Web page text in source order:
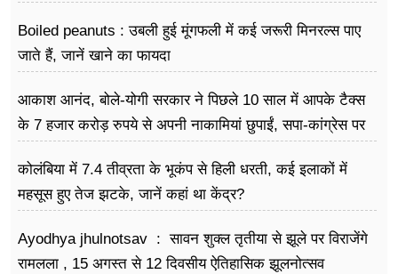
सेहत
ब्‍यूटी
जॉब्स
अन्य खबरें
Boiled peanuts : उबली हुई मूंगफली में कई जरूरी मिनरल्स पाए
जाते हैं, जानें खाने का फायदा
आकाश आनंद, बोले-योगी सरकार ने पिछले 10 साल में आपके टैक्स
के 7 हजार करोड़ रुपये से अपनी नाकामियां छुपाईं, सपा-कांग्रेस पर
कोलंबिया में 7.4 तीव्रता के भूकंप से हिली धरती, कई इलाकों में
महसूस हुए तेज झटके, जानें कहां था केंद्र?
Ayodhya jhulnotsav : सावन शुक्ल तृतीया से झूले पर विराजेंगे
रामलला , 15 अगस्त से 12 दिवसीय ऐतिहासिक झूलनोत्सव